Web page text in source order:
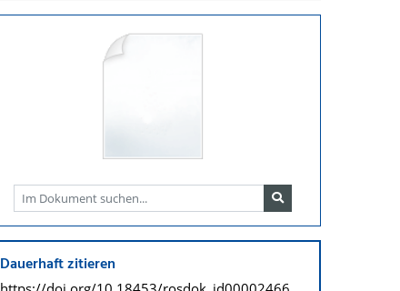
Dauerhaft zitieren